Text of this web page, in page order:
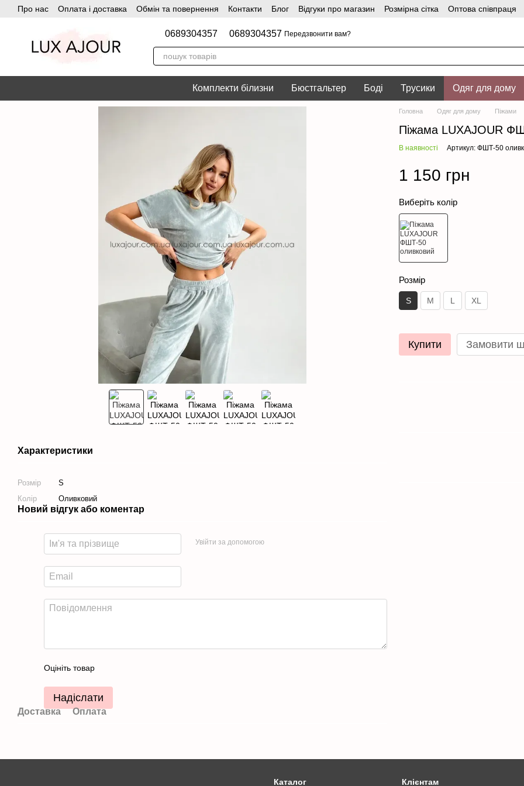
Перейти до основного контенту
Про нас Оплата і доставка Обмін та повернення Контакти Блог Відгуки про магазин Розмірна сітка Оптова співпраця
0689304357 0689304357 Передзвонити вам?
Комплекти білизни Бюстгальтер Боді Трусики Одяг для дому
Характеристики
Розмір
S
Колір
Оливковий
Новий відгук або коментар
Увійти за допомогою
Оцініть товар
Надіслати
Доставка Оплата
Головна Одяг для дому Піжами
Піжама LUXAJOUR
В наявності Артикул: ФШТ-50
1 150 грн
Виберіть колір
Розмір
S M L XL
Купити Замовити
Каталог Клієнтам